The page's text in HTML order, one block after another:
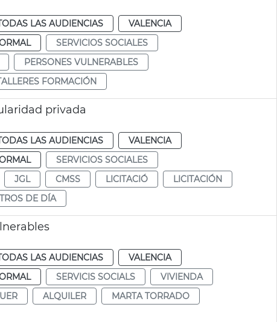
LAS AUDIENCIAS
VALENCIA
SERVICIOS SOCIALES
PERSONES VULNERABLES
FORMACIÓN
privada
LAS AUDIENCIAS
VALENCIA
SERVICIOS SOCIALES
JGL CMSS LICITACIÓ
LICITACIÓN
DE DÍA
LAS AUDIENCIAS
VALENCIA
SERVICIS SOCIALS
VIVIENDA
ALQUILER
MARTA TORRADO